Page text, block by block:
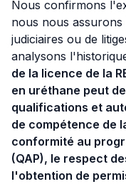
Nous confirmons
nous nous
judiciaires ou de
analysons
de la licence de la
en uréthane peut
qualifications et
de compétence de
conformité au
(QAP), le respect
l'obtention de